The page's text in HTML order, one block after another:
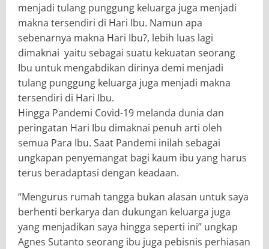
menjadi tulang punggung keluarga juga menjadi
makna tersendiri di Hari Ibu. Namun apa
sebenarnya makna Hari Ibu?, lebih luas lagi
dimaknai yaitu sebagai suatu kekuatan seorang
Ibu untuk mengabdikan dirinya demi menjadi
tulang punggung keluarga juga menjadi makna
tersendiri di Hari Ibu.
Hingga Pandemi Covid-19 melanda dunia dan
peringatan Hari Ibu dimaknai penuh arti oleh
semua Para Ibu. Saat Pandemi inilah sebagai
ungkapan penyemangat bagi kaum ibu yang harus
terus beradaptasi dengan keadaan.
“Mengurus rumah tangga bukan alasan untuk saya
berhenti berkarya dan dukungan keluarga juga
yang menjadikan saya hingga seperti ini” ungkap
Agnes Sutanto seorang ibu juga pebisnis perhiasan